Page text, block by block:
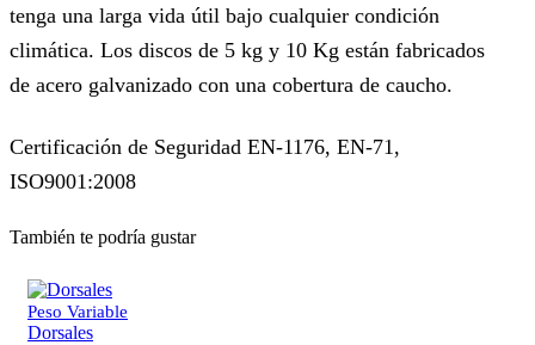
tenga una larga vida útil bajo cualquier condición
climática. Los discos de 5 kg y 10 Kg están fabricados
de acero galvanizado con una cobertura de caucho.
Certificación de Seguridad EN-1176, EN-71,
ISO9001:2008
También te podría gustar
Peso Variable
Dorsales